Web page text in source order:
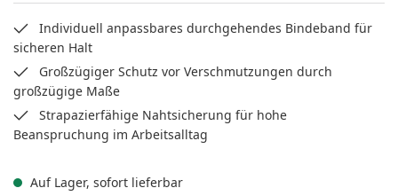
Individuell anpassbares durchgehendes Bindeband für
sicheren Halt
Großzügiger Schutz vor Verschmutzungen durch
großzügige Maße
Strapazierfähige Nahtsicherung für hohe
Beanspruchung im Arbeitsalltag
Auf Lager, sofort lieferbar